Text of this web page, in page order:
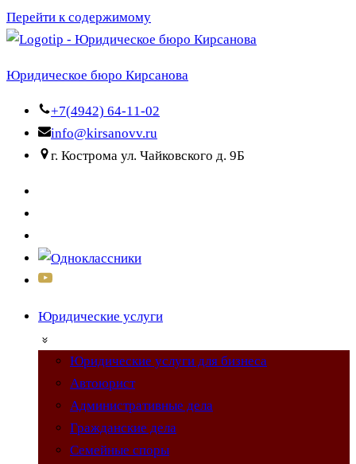
Перейти к содержимому
Юридическое бюро Кирсанова
+7(4942) 64-11-02
info@kirsanovv.ru
г. Кострома ул. Чайковского д. 9Б
Юридические услуги
Юридические услуги для бизнеса
Автоюрист
Административные дела
Гражданские дела
Семейные споры